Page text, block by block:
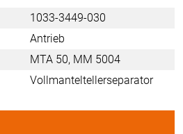
1033-3449-030
Antrieb
MTA 50, MM 5004
Vollmanteltellerseparator